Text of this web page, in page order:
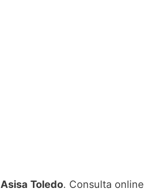
Toledo. Consulta online